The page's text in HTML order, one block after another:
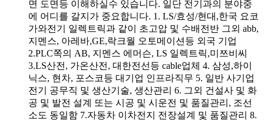
면 도면등 이해하실수 있습니다. 일단 전기과의 분야중
에 어디를 갈지가 중요합니다. 1. LS/효성/현대,한국 요코
가와전기 일렉트릭과 같이 초고압 및 수배전반 그외 abb,
지멘스, 아레바,GE,락크월 오토메이션등 외국 기업
2.PLC쪽의 AB, 지멘스 에머슨, LS 일렉트릭,미쯔비씨
3.LS산전, 가온산전, 대한전선등 cable업체 4. 삼성,하이
닉스, 현차, 포스코등 대기업 인프라직무 5. 일반 사기업
전기 공무직 및 생산기술, 생산관리 6. 그외 건설사 및 화
공 및 발전 설계 또는 시공 및 시운전 및 품질관리, 조선
소도 동일함 7.자동차 이차전지 전장설계 및 품질관리 8.